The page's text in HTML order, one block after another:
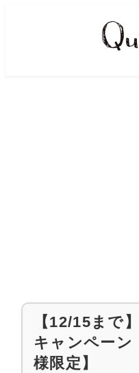
【12/15まで
キャンペーン
様限定】